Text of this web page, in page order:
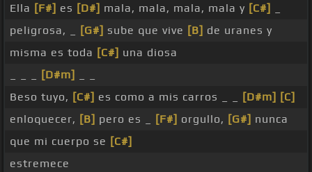
Ella [F#] es [D#] mala, mala, mala, mala y [C#]
peligrosa, _
[G#] sube que vive [B] de uranes y
misma es toda [C#] una diosa
[D#m]
Beso tuyo, [C#] es como a mis carros _ _ [D#m] [C]
enloquecer, [B] pero es _ [F#] orgullo, [G#] nunca
que mi cuerpo se [C#]
estremece